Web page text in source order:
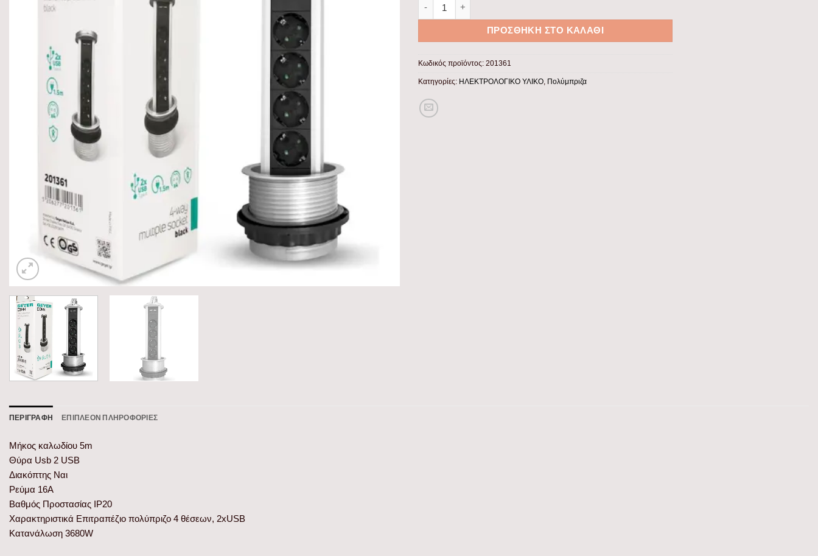
Επιτραπέζιο πολύπριζο 4 θέσεων, 2x USB ποσότητα
ΠΡΟΣΘΉΚΗ ΣΤΟ ΚΑΛΆΘΙ
Κωδικός προϊόντος: 201361
Κατηγορίες: ΗΛΕΚΤΡΟΛΟΓΙΚΟ ΥΛΙΚΟ, Πολύμπριζα
ΠΕΡΙΓΡΑΦΉ ΕΠΙΠΛΈΟΝ ΠΛΗΡΟΦΟΡΊΕΣ
Μήκος καλωδίου 5m
Θύρα Usb 2 USB
Διακόπτης Ναι
Ρεύμα 16A
Βαθμός Προστασίας IP20
Χαρακτηριστικά Επιτραπέζιο πολύπριζο 4 θέσεων, 2xUSB
Κατανάλωση 3680W